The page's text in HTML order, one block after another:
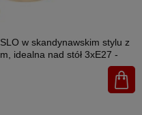
w skandynawskim stylu z
idealna nad stół 3xE27 -